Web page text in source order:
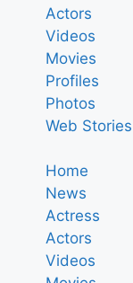
Actors
Videos
Movies
Profiles
Photos
Web Stories
Home
News
Actress
Actors
Videos